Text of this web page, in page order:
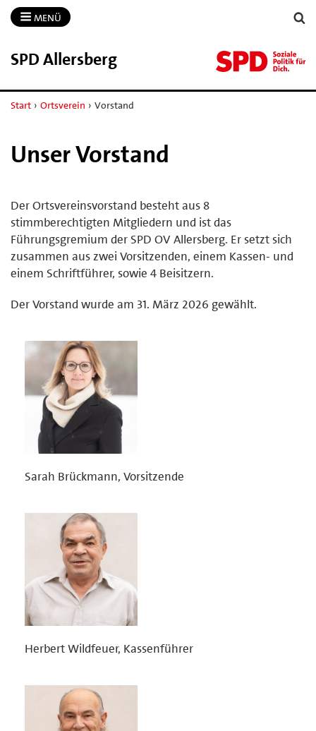
MENÜ
SPD Allersberg
Start › Ortsverein › Vorstand
Unser Vorstand
Der Ortsvereinsvorstand besteht aus 8
stimmberechtigten Mitgliedern und ist das
Führungsgremium der SPD OV Allersberg. Er setzt sich
zusammen aus zwei Vorsitzenden, einem Kassen- und
einem Schriftführer, sowie 4 Beisitzern.
Der Vorstand wurde am 31. März 2026 gewählt.
Sarah Brückmann, Vorsitzende
Herbert Wildfeuer, Kassenführer